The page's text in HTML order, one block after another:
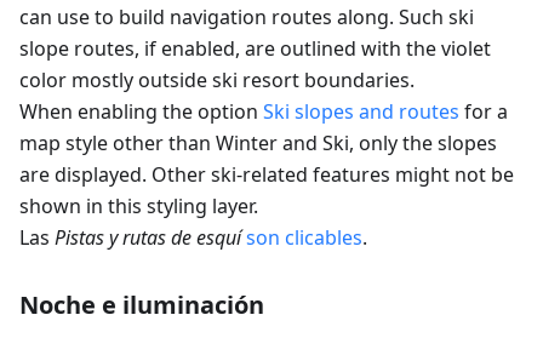
can use to build navigation routes along. Such ski
slope routes, if enabled, are outlined with the violet
color mostly outside ski resort boundaries.
When enabling the option Ski slopes and routes for a
map style other than Winter and Ski, only the slopes
are displayed. Other ski-related features might not be
shown in this styling layer.
Las Pistas y rutas de esquíson clicables.
Noche e iluminación